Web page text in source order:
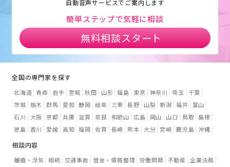
自動音声サービスでご案内します
簡単ステップで気軽に相談
無料相談スタート
全国の専門家を探す
北海道 青森 岩手 宮城 秋田 山形 福島 東京 神奈川 埼玉
千葉
茨城 栃木 群馬 愛知 静岡 岐阜 三重 長野 山梨 新潟 福井
富山
石川
大阪 京都 兵庫 滋賀 奈良 和歌山 広島 岡山 山口 鳥取
島根
徳島 香川 愛媛 高知 福岡 佐賀 長崎 熊本 大分 宮崎 鹿児島 沖縄
相談内容
離婚・浮気 相続 交通事故 借金・債務整理 労働問題 不動産 企業法務